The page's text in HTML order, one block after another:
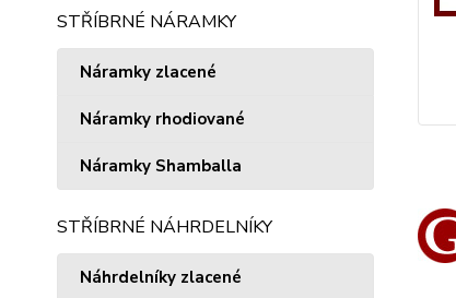
STŘÍBRNÉ NÁRAMKY
Náramky zlacené
Náramky rhodiované
Náramky Shamballa
STŘÍBRNÉ NÁHRDELNÍKY
Náhrdelníky zlacené